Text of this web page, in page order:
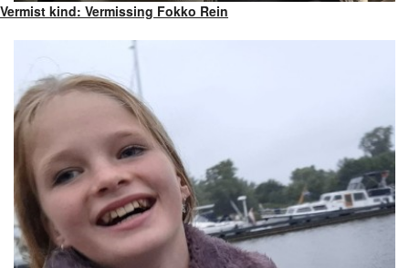
Vermist kind: Vermissing Fokko Rein